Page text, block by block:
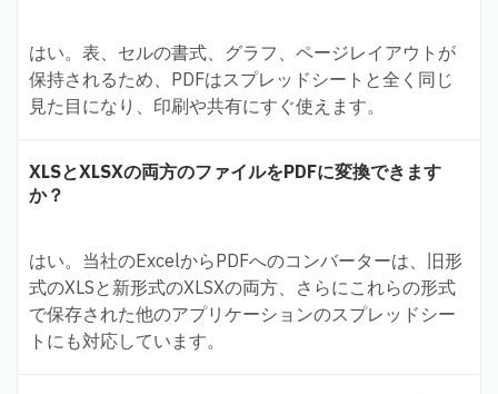
はい。表、セルの書式、グラフ、ページレイアウトが
保持されるため、PDFはスプレッドシートと全く同じ
見た目になり、印刷や共有にすぐ使えます。
XLSとXLSXの両方のファイルをPDFに変換できます
か？
はい。当社のExcelからPDFへのコンバーターは、旧形
式のXLSと新形式のXLSXの両方、さらにこれらの形式
で保存された他のアプリケーションのスプレッドシー
トにも対応しています。